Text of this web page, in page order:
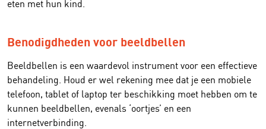
eten met hun kind.
Benodigdheden voor beeldbellen
Beeldbellen is een waardevol instrument voor een effectieve
behandeling. Houd er wel rekening mee dat je een mobiele
telefoon, tablet of laptop ter beschikking moet hebben om te
kunnen beeldbellen, evenals ‘oortjes’ en een
internetverbinding.